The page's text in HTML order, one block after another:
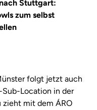
Stuttgart:
zum selbst
folgt jetzt auch
Location in der
zieht mit dem ÁRO